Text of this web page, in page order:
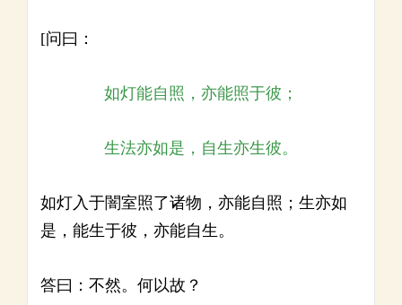
[问曰：
如灯能自照，亦能照于彼；
生法亦如是，自生亦生彼。
如灯入于闇室照了诸物，亦能自照；生亦如
是，能生于彼，亦能自生。
答曰：不然。何以故？